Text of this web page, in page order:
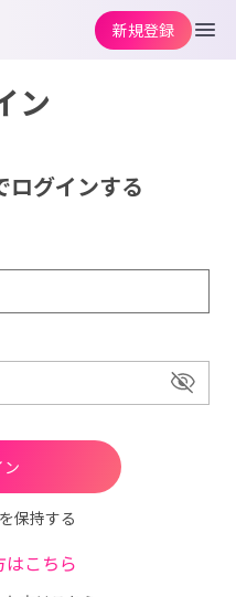
ン
ログインする
保持する
こちら
新規登録